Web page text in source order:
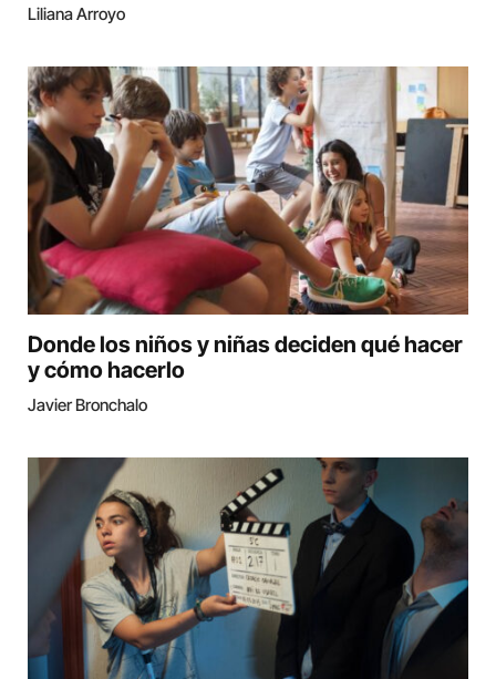
Liliana Arroyo
Donde los niños y niñas deciden qué hacer
y cómo hacerlo
Javier Bronchalo